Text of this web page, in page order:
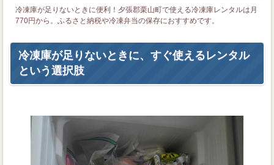
冷凍庫が足りないときに便利！夕張郡栗山町で使える冷凍庫レンタルは月
770円から。ふるさと納税や冷凍弁当の保存におすすめです。
冷凍庫が足りないときに、すぐ使えるレンタル
という選択肢